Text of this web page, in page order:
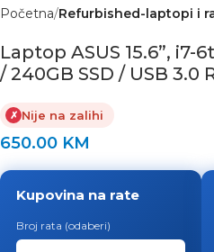
Početna Refurbished-laptopi i
Laptop ASUS 15.6”, i7-
/ 240GB SSD / USB 3.0
✗ Nije na zalihi
650.00 KM
Kupovina na rate
Broj rata (odaberi)